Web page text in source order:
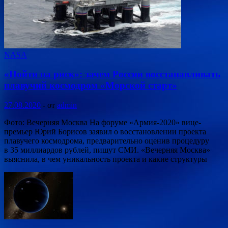
NASA
«Пойти на риск»: зачем России восстанавливать
плавучий космодром «Морской старт»
27.08.2020 - от admin
Фото: Вечерняя Москва На форуме «Армия-2020» вице-
премьер Юрий Борисов заявил о восстановлении проекта
плавучего космодрома, предварительно оценив процедуру
в 35 миллиардов рублей, пишут СМИ. «Вечерняя Москва»
выяснила, в чем уникальность проекта и какие структуры